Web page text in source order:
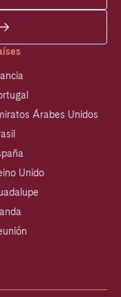
Árabes Unidos
Unido